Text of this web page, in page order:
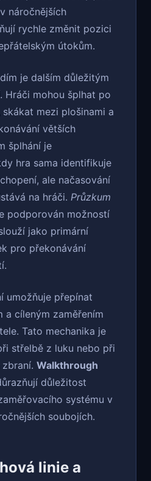
náročnějších
rychle změnit pozici
útokům.
je dalším důležitým
Hráči mohou šplhat po
mezi plošinami a
větších
šplhání je
hra sama identifikuje
ale načasování
na hráči. Průzkum
podporován možností
jako primární
pro překonávání
umožňuje přepínat
a cíleným zaměřením
Tato mechanika je
střelbě z luku nebo při
Walkthrough
důležitost
systému v
soubojích.
linie a